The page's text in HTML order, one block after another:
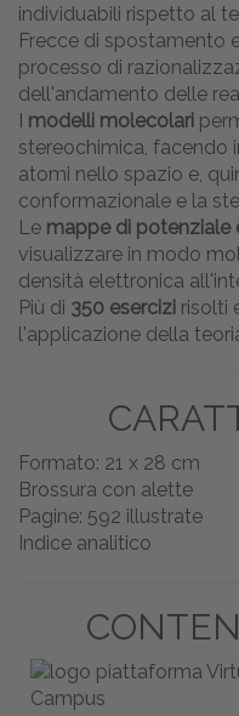
individuabili rispetto al
Frecce di spostamento
processo di
dell'andamento delle
I modelli molecolari
stereochimica, facendo
atomi nello spazio e,
conformazionale e la
Le mappe di
visualizzare in modo
densità elettronica
Più di 350 esercizi risolti
l'applicazione della
Formato: 21 x 28 cm
Brossura con alette
Pagine: 592 illustrate
Indice analitico